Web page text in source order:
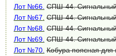
Лот №66. СПШ-44.
Лот №67 СПШ-44.
Лот №68. СПШ-44.
Лот №69. СПШ-44. Сигнальный
Лот №70. Кобура поясная